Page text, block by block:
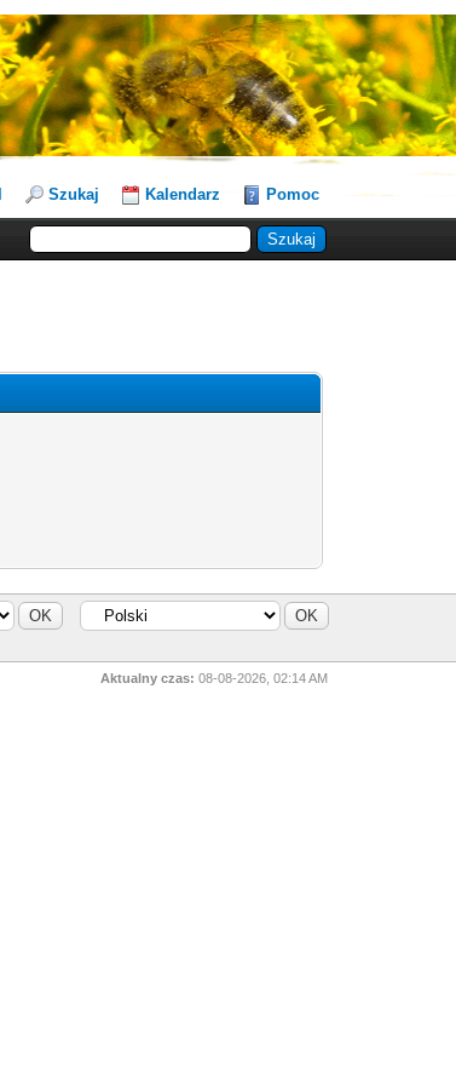
Szukaj Kalendarz Pomoc
Aktualny czas: 08-08-2026, 02:14 AM